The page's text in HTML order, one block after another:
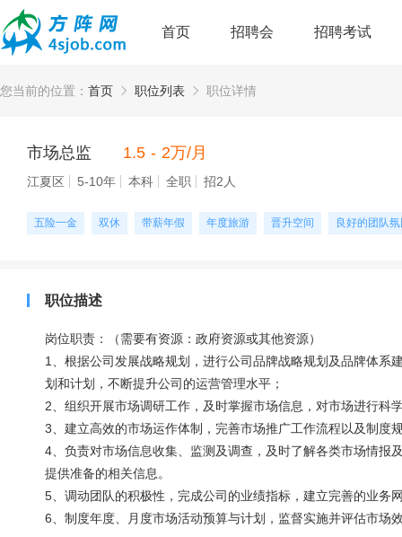
首页 招聘会 招聘考试
您当前的位置： 首页 职位列表 职位详情
市场总监 1.5 - 2万/月
江夏区 5-10年 本科 全职 招2人
五险一金 双休 带薪年假 年度旅游 晋升空间 良好的团队
职位描述
岗位职责：（需要有资源：政府资源或其他资源）
1、根据公司发展战略规划，进行公司品牌战略规划及品牌体
划和计划，不断提升公司的运营管理水平；
2、组织开展市场调研工作，及时掌握市场信息，对市场进行科
3、建立高效的市场运作体制，完善市场推广工作流程以及制度
4、负责对市场信息收集、监测及调查，及时了解各类市场情报
提供准备的相关信息。
5、调动团队的积极性，完成公司的业绩指标，建立完善的业务
6、制度年度、月度市场活动预算与计划，监督实施并评估市场